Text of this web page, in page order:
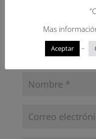
Mas
Aceptar -